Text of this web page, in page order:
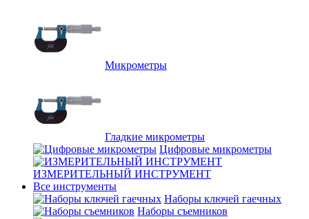
Микрометры
Гладкие микрометры
Цифровые микрометры
ИЗМЕРИТЕЛЬНЫЙ ИНСТРУМЕНТ
Все инструменты
Наборы ключей гаечных
Наборы съемников